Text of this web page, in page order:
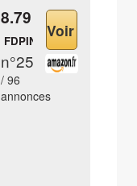
8.79 €
FDPIN
n°25
/ 96
annonces